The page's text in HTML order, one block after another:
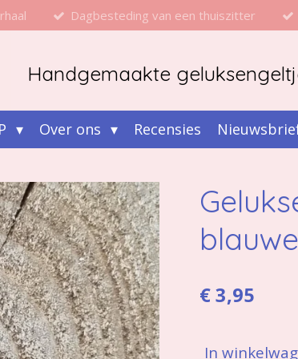
Dagbesteding van een thuiszitter
Handgemaakte
Over ons Recensies
€ 3,95
In